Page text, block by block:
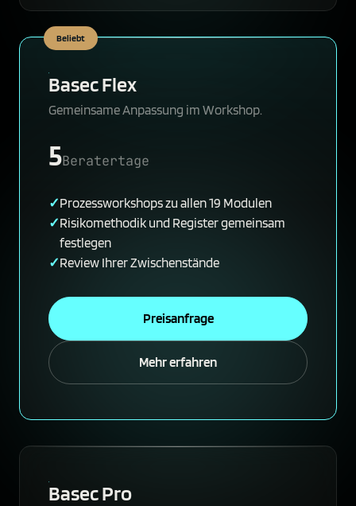
Beliebt
Basec Flex
Gemeinsame Anpassung im Workshop.
5Beratertage
Prozessworkshops zu allen 19 Modulen
Risikomethodik und Register gemeinsam
festlegen
Review Ihrer Zwischenstände
Preisanfrage
Mehr erfahren
Basec Pro